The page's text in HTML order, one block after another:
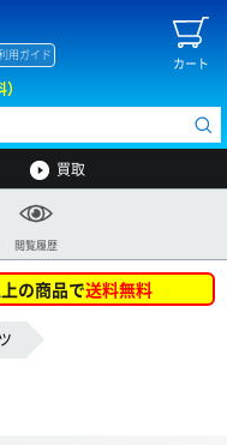
カート
用ガイド
買取
閲覧履歴
の商品で送料無料